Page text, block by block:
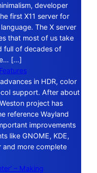
developer
first X11 server for
The X server
that most of us take
full of decades of
[…]
in HDR, color
support. After about
project has
reference Wayland
improvements
like GNOME, KDE,
and more complete
– Making